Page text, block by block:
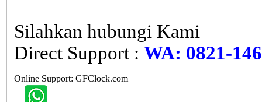
Silahkan hubungi Kami
Direct Support : WA: 0821-
Online Support: GFClock.com